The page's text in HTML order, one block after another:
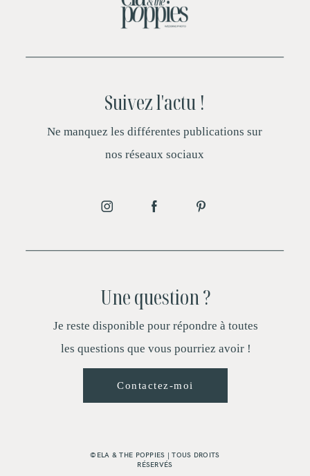
Une question ?
Suivez l'actu !
Je reste disponible pour répondre à toutes
les questions que vous pourriez avoir !
Ne manquez les différentes publications sur
nos réseaux sociaux
Contactez-moi
©ELA & THE POPPIES | TOUS DROITS
RÉSERVÉS